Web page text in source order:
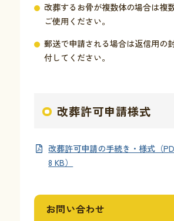
改葬するお骨が複数体の場合は複
ご使用ください。
郵送で申請される場合は返信用の
付してください。
改葬許可申請様式
改葬許可申請の手続き・様式（
8 KB）
お問い合わせ